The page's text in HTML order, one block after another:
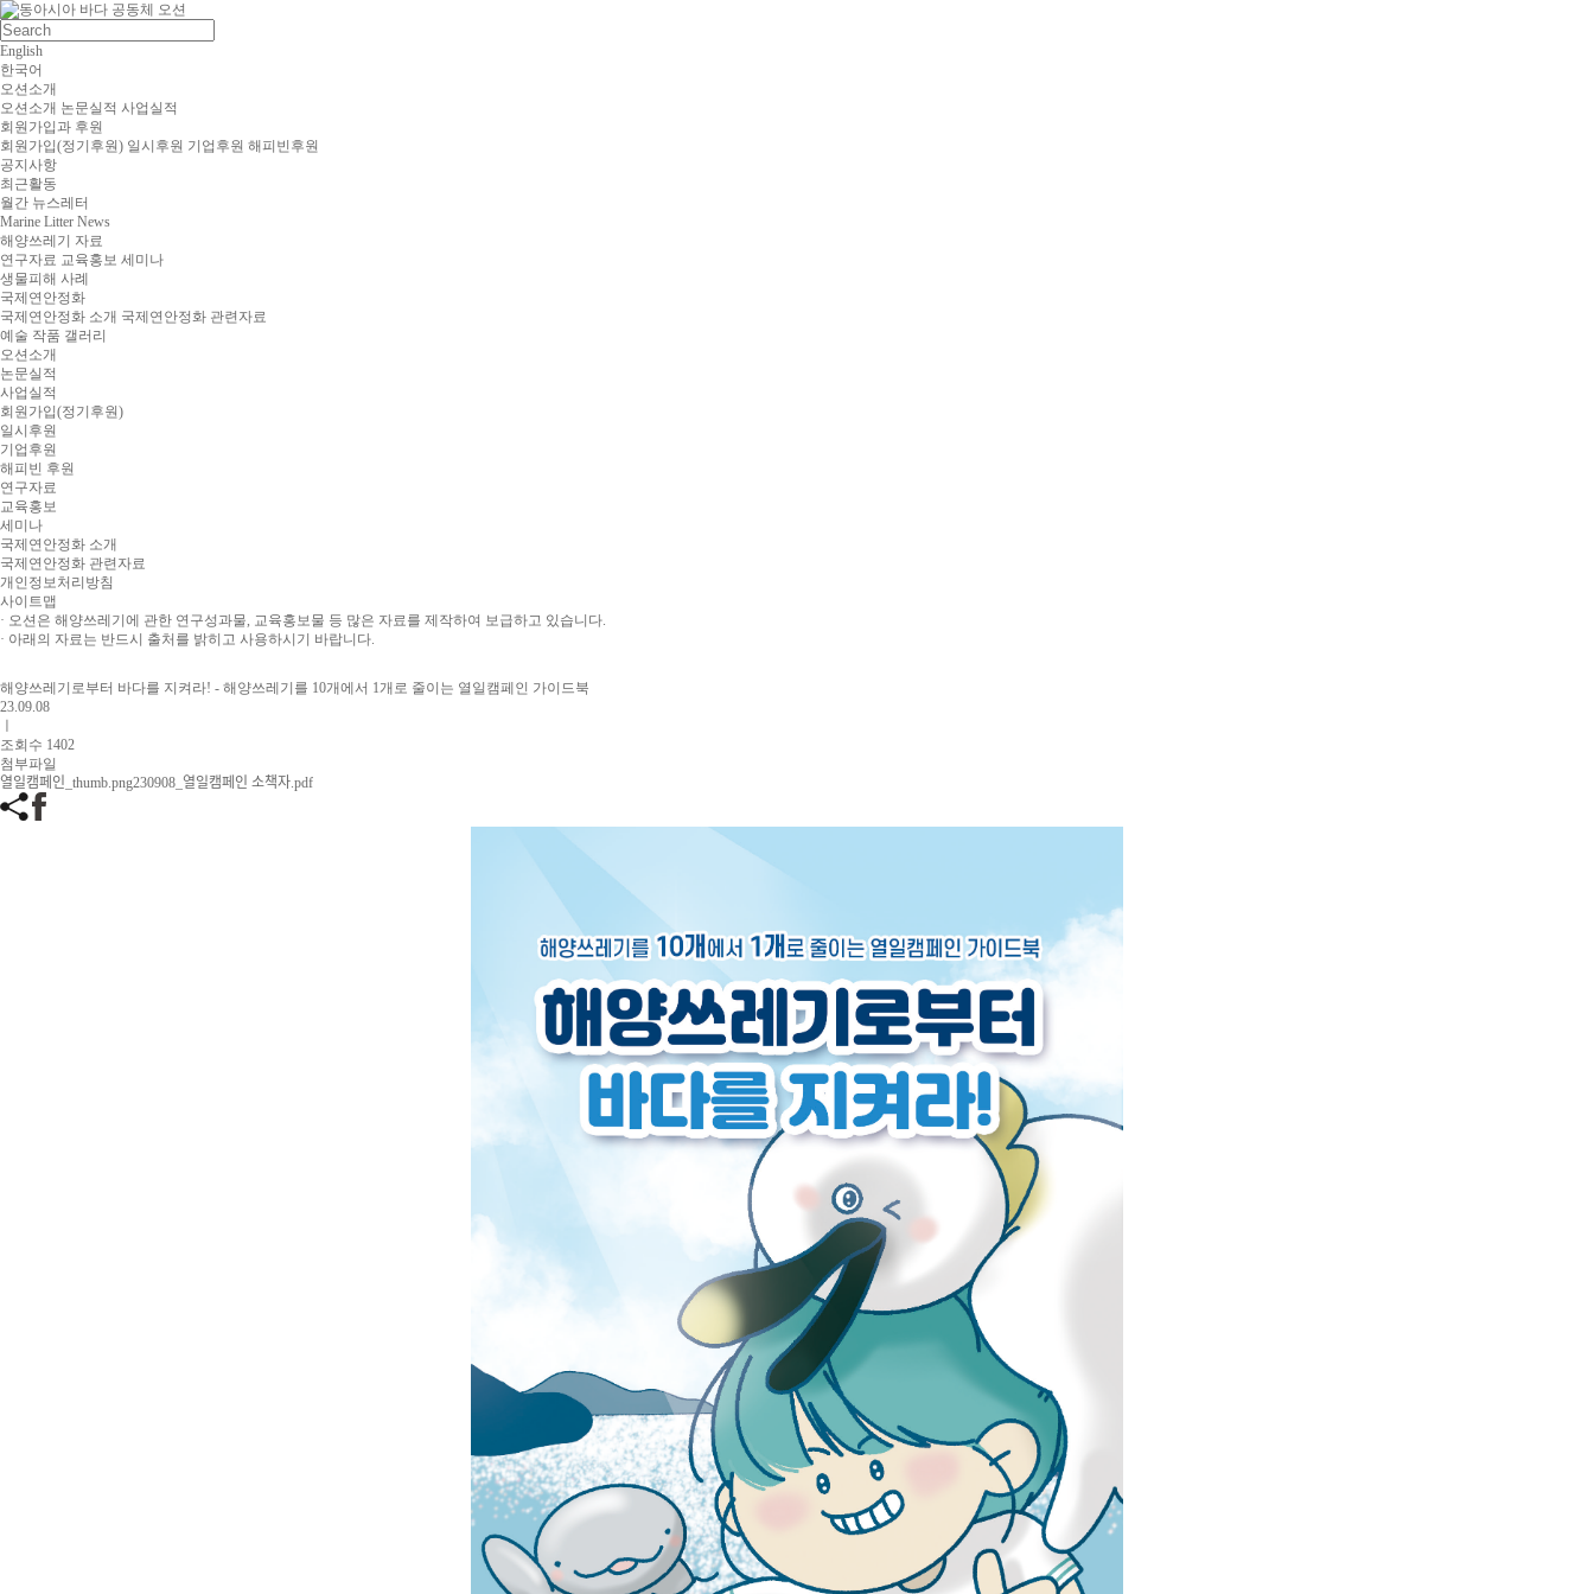
English
한국어
오션소개
오션소개 논문실적 사업실적
회원가입과 후원
회원가입(정기후원) 일시후원 기업후원 해피빈후원
공지사항
최근활동
월간 뉴스레터
Marine Litter News
해양쓰레기 자료
연구자료 교육홍보 세미나
생물피해 사례
국제연안정화
국제연안정화 소개 국제연안정화 관련자료
예술 작품 갤러리
오션소개
논문실적
사업실적
회원가입(정기후원)
일시후원
기업후원
해피빈 후원
연구자료
교육홍보
세미나
국제연안정화 소개
국제연안정화 관련자료
개인정보처리방침
사이트맵
· 오션은 해양쓰레기에 관한 연구성과물, 교육홍보물 등 많은 자료를 제작하여 보급하고 있습니다.
· 아래의 자료는 반드시 출처를 밝히고 사용하시기 바랍니다.
해양쓰레기로부터 바다를 지켜라! - 해양쓰레기를 10개에서 1개로 줄이는 열일캠페인 가이드북
23.09.08
조회수 1402
첨부파일
열일캠페인_thumb.png230908_열일캠페인 소책자.pdf